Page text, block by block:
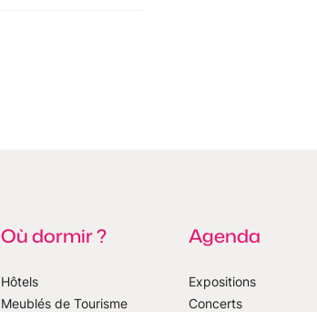
Où dormir ?
Hôtels
Meublés de Tourisme
Agenda
Expositions
Concerts